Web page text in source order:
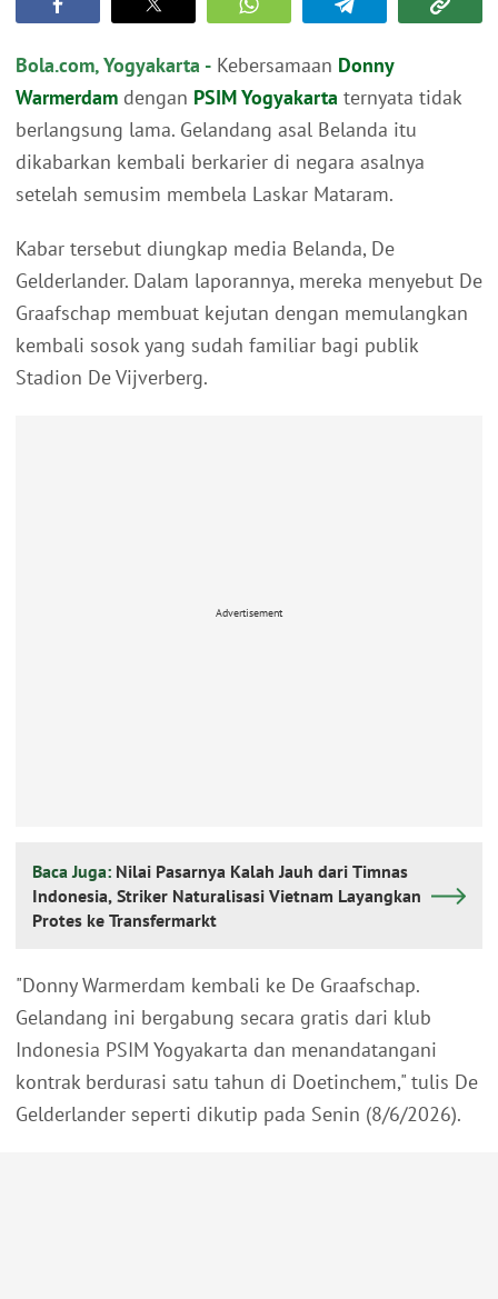
Bola.com, Yogyakarta - Kebersamaan Donny
Warmerdam dengan PSIM Yogyakarta ternyata tidak
berlangsung lama. Gelandang asal Belanda itu
dikabarkan kembali berkarier di negara asalnya
setelah semusim membela Laskar Mataram.
Kabar tersebut diungkap media Belanda, De
Gelderlander. Dalam laporannya, mereka menyebut De
Graafschap membuat kejutan dengan memulangkan
kembali sosok yang sudah familiar bagi publik
Stadion De Vijverberg.
Advertisement
Baca Juga: Nilai Pasarnya Kalah Jauh dari Timnas
Indonesia, Striker Naturalisasi Vietnam Layangkan
Protes ke Transfermarkt
"Donny Warmerdam kembali ke De Graafschap.
Gelandang ini bergabung secara gratis dari klub
Indonesia PSIM Yogyakarta dan menandatangani
kontrak berdurasi satu tahun di Doetinchem," tulis De
Gelderlander seperti dikutip pada Senin (8/6/2026).